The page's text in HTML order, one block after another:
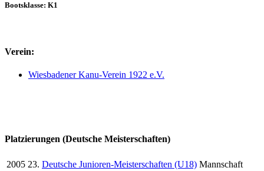
Bootsklasse: K1
Verein:
Wiesbadener Kanu-Verein 1922 e.V.
Platzierungen (Deutsche Meisterschaften)
2005 23. Deutsche Junioren-Meisterschaften (U18) Mannschaft